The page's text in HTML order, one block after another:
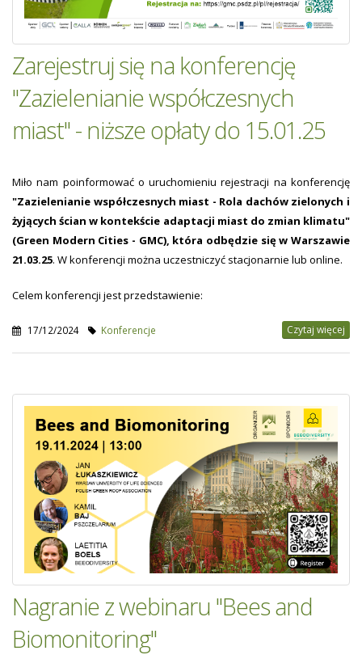
Zarejestruj się na konferencję
"Zazielenianie współczesnych
miast" - niższe opłaty do 15.01.25
Miło nam poinformować o uruchomieniu rejestracji na konferencję
"Zazielenianie współczesnych miast - Rola dachów zielonych i
żyjących ścian w kontekście adaptacji miast do zmian klimatu"
(Green Modern Cities - GMC), która odbędzie się w Warszawie
21.03.25. W konferencji można uczestniczyć stacjonarnie lub online.
Celem konferencji jest przedstawienie:
17/12/2024 Konferencje Czytaj więcej
Nagranie z webinaru "Bees and
Biomonitoring"